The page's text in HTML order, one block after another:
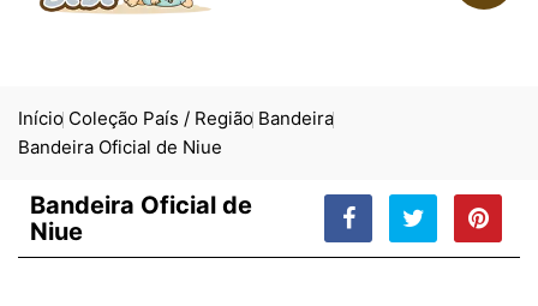
Início Coleção País / Região Bandeira
Bandeira Oficial de Niue
Bandeira Oficial de
Niue